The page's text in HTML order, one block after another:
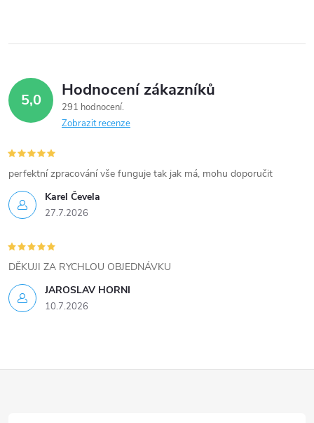
v
k
v
ý
p
i
s
u
5,0 Hodnocení zákazníků
291 hodnocení
Zobrazit recenze
Karel Čevela
27.7.2026
perfektní zpracování vše funguje tak jak má, mohu doporučit
JAROSLAV HORNI
10.7.2026
DĚKUJI ZA RYCHLOU OBJEDNÁVKU